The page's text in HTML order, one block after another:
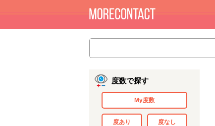
度数で探す
My度数
度あり 度なし